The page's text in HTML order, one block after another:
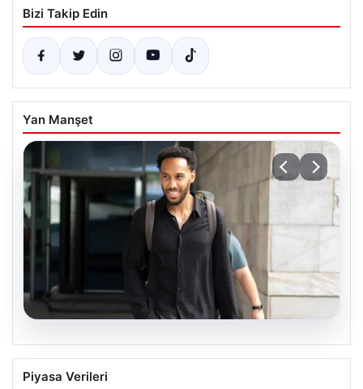
Bizi Takip Edin
Yan Manşet
Çorum FK’den Pierre-Emerick
Aubameyang açıklaması: ‘Bitmek
Piyasa Verileri